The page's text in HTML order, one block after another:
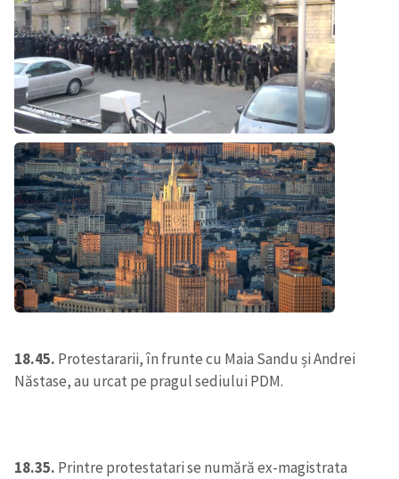
18.45. Protestararii, în frunte cu Maia Sandu și Andrei
Năstase, au urcat pe pragul sediului PDM.
18.35. Printre protestatari se numără ex-magistrata